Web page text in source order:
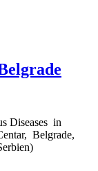
Diseases in
Belgrade,